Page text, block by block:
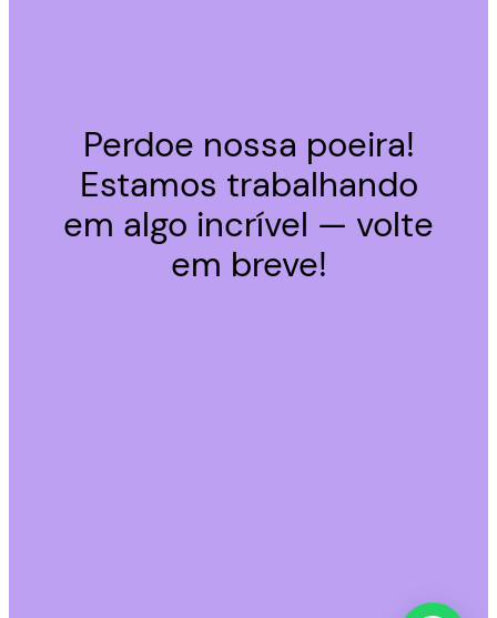
Perdoe nossa poeira!
Estamos trabalhando
em algo incrível — volte
em breve!